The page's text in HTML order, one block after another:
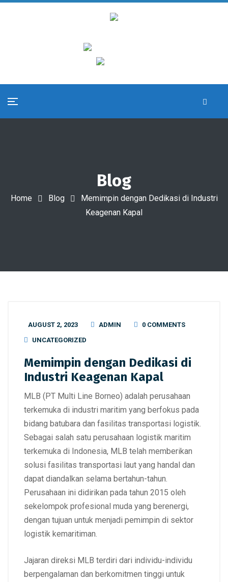
Blog
Home Blog
Memimpin dengan Dedikasi di Industri
Keagenan Kapal
AUGUST 2, 2023 ADMIN
0 COMMENTS
UNCATEGORIZED
Memimpin dengan Dedikasi di
Industri Keagenan Kapal
MLB (PT Multi Line Borneo) adalah perusahaan
terkemuka di industri maritim yang berfokus pada
bidang batubara dan fasilitas transportasi logistik.
Sebagai salah satu perusahaan logistik maritim
terkemuka di Indonesia, MLB telah memberikan
solusi fasilitas transportasi laut yang handal dan
dapat diandalkan selama bertahun-tahun.
Perusahaan ini didirikan pada tahun 2015 oleh
sekelompok profesional muda yang berenergi,
dengan tujuan untuk menjadi pemimpin di sektor
logistik kemaritiman.
Jajaran direksi MLB terdiri dari individu-individu
berpengalaman dan berkomitmen tinggi untuk